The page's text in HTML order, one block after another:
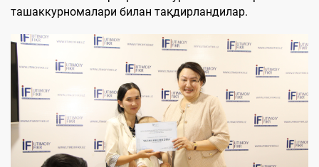
ташаккурномалари билан тақдирландилар.